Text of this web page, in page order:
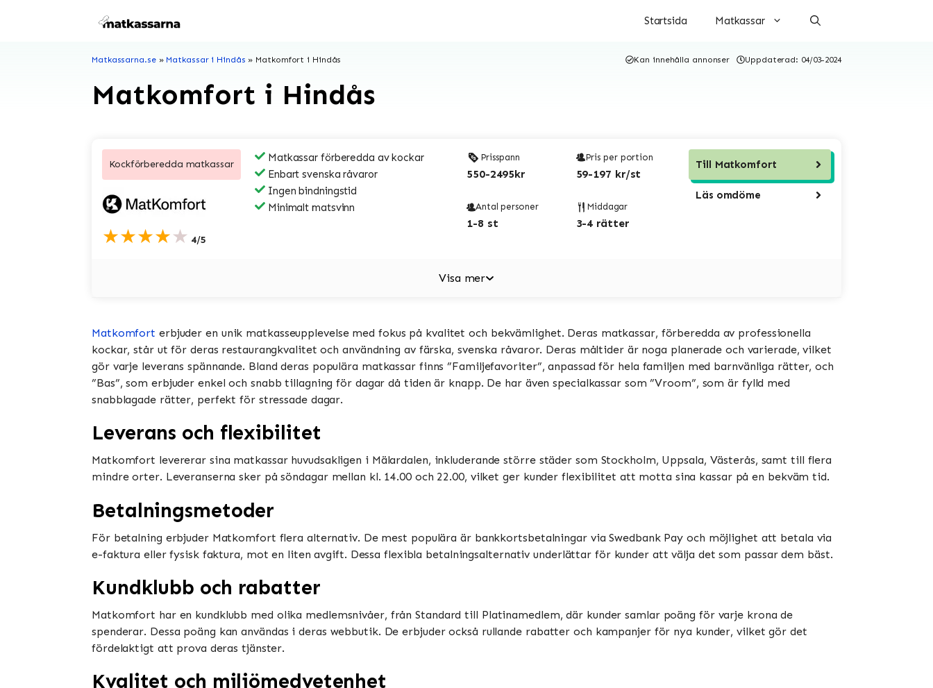
Startsida Matkassar
Matkassarna.se» Matkassar i Hindås » Matkomfort i Hindås Kan innehålla annonser Uppdaterad: 04/03-2024
Matkomfort i Hindås
Kockförberedda matkassar
★★★★★ 4/5
Matkassar förberedda av kockar
Enbart svenska råvaror
Ingen bindningstid
Minimalt matsvinn
Prisspann
550-2495kr
Pris per portion
59-197 kr/st
Antal personer
1-8 st
Middagar
3-4 rätter
Till Matkomfort
Läs omdöme
Visa mer
Matkomfort erbjuder en unik matkasseupplevelse med fokus på kvalitet och bekvämlighet. Deras matkassar, förberedda av professionella
kockar, står ut för deras restaurangkvalitet och användning av färska, svenska råvaror. Deras måltider är noga planerade och varierade, vilket
gör varje leverans spännande. Bland deras populära matkassar finns ”Familjefavoriter”, anpassad för hela familjen med barnvänliga rätter, och
”Bas”, som erbjuder enkel och snabb tillagning för dagar då tiden är knapp. De har även specialkassar som ”Vroom”, som är fylld med
snabblagade rätter, perfekt för stressade dagar​​​​.
Leverans och flexibilitet
Matkomfort levererar sina matkassar huvudsakligen i Mälardalen, inkluderande större städer som Stockholm, Uppsala, Västerås, samt till flera
mindre orter. Leveranserna sker på söndagar mellan kl. 14.00 och 22.00, vilket ger kunder flexibilitet att motta sina kassar på en bekväm tid​​​​.
Betalningsmetoder
För betalning erbjuder Matkomfort flera alternativ. De mest populära är bankkortsbetalningar via Swedbank Pay och möjlighet att betala via
e-faktura eller fysisk faktura, mot en liten avgift. Dessa flexibla betalningsalternativ underlättar för kunder att välja det som passar dem bäst​​.
Kundklubb och rabatter
Matkomfort har en kundklubb med olika medlemsnivåer, från Standard till Platinamedlem, där kunder samlar poäng för varje krona de
spenderar. Dessa poäng kan användas i deras webbutik. De erbjuder också rullande rabatter och kampanjer för nya kunder, vilket gör det
fördelaktigt att prova deras tjänster​​.
Kvalitet och miljömedvetenhet